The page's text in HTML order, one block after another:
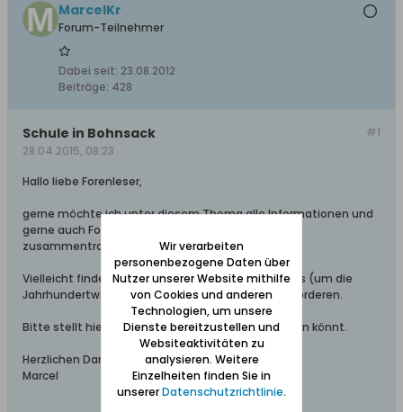
MarcelKr
Forum-Teilnehmer
Dabei seit: 23.08.2012
Beiträge: 428
#1
Schule in Bohnsack
28.04.2015, 08:23
Hallo liebe Forenleser,
gerne möchte ich unter diesem Thema alle Informationen und
gerne auch Fotos etc. über die Schule in Bohnsack
zusammentragen.
Vielleicht finden sich aus "sehr alten" Klassenfotos (um die
Jahrhundertwende) Aufnahmen von meinen Altvorderen.
Bitte stellt hier alle Informationen ein, die Ihr finden könnt.
Herzlichen Dank,
Marcel
Wir verarbeiten
personenbezogene Daten über
Nutzer unserer Website mithilfe
von Cookies und anderen
Technologien, um unsere
Dienste bereitzustellen und
Websiteaktivitäten zu
analysieren. Weitere
Einzelheiten finden Sie in
unsererDatenschutzrichtlinie.